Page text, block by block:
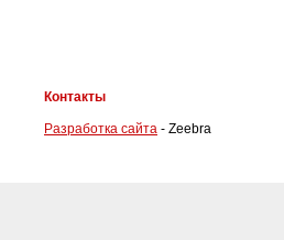
Контакты
Разработка сайта - Zeebra